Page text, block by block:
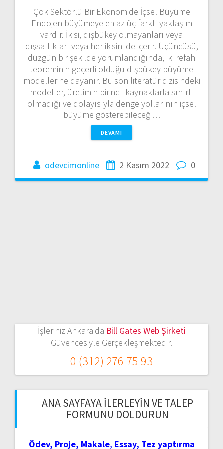
Çok Sektörlü Bir Ekonomide İçsel Büyüme
Endojen büyümeye en az üç farklı yaklaşım
vardır. İkisi, dışbükey olmayanları veya
dışsallıkları veya her ikisini de içerir. Üçüncüsü,
düzgün bir şekilde yorumlandığında, iki refah
teoreminin geçerli olduğu dışbükey büyüme
modellerine dayanır. Bu son literatür dizisindeki
modeller, üretimin birincil kaynaklarla sınırlı
olmadığı ve dolayısıyla denge yollarının içsel
büyüme gösterebileceği…
DEVAMI
odevcimonline 2 Kasım 2022 0
İşleriniz Ankara'da Bill Gates Web Şirketi
Güvencesiyle Gerçekleşmektedir.
0 (312) 276 75 93
ANA SAYFAYA İLERLEYIN VE TALEP
FORMUNU DOLDURUN
Ödev, Proje, Makale, Essay, Tez yaptırma